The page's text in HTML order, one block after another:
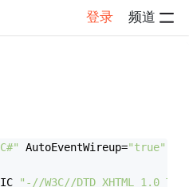
登录 频道
AutoEventWireup="true"
"-//W3C//DTD XHTML 1.0